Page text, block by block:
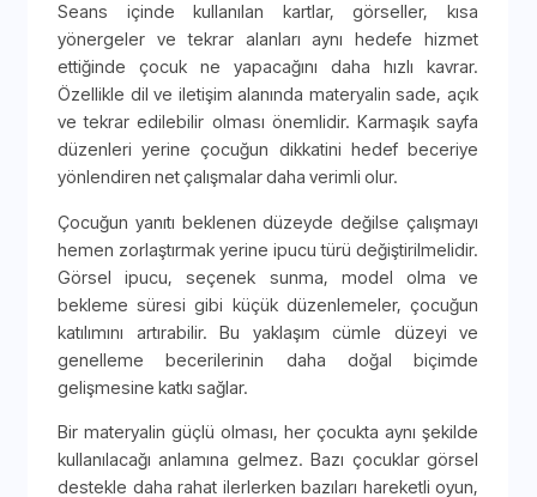
Seans içinde kullanılan kartlar, görseller, kısa
yönergeler ve tekrar alanları aynı hedefe hizmet
ettiğinde çocuk ne yapacağını daha hızlı kavrar.
Özellikle dil ve iletişim alanında materyalin sade, açık
ve tekrar edilebilir olması önemlidir. Karmaşık sayfa
düzenleri yerine çocuğun dikkatini hedef beceriye
yönlendiren net çalışmalar daha verimli olur.
Çocuğun yanıtı beklenen düzeyde değilse çalışmayı
hemen zorlaştırmak yerine ipucu türü değiştirilmelidir.
Görsel ipucu, seçenek sunma, model olma ve
bekleme süresi gibi küçük düzenlemeler, çocuğun
katılımını artırabilir. Bu yaklaşım cümle düzeyi ve
genelleme becerilerinin daha doğal biçimde
gelişmesine katkı sağlar.
Bir materyalin güçlü olması, her çocukta aynı şekilde
kullanılacağı anlamına gelmez. Bazı çocuklar görsel
destekle daha rahat ilerlerken bazıları hareketli oyun,